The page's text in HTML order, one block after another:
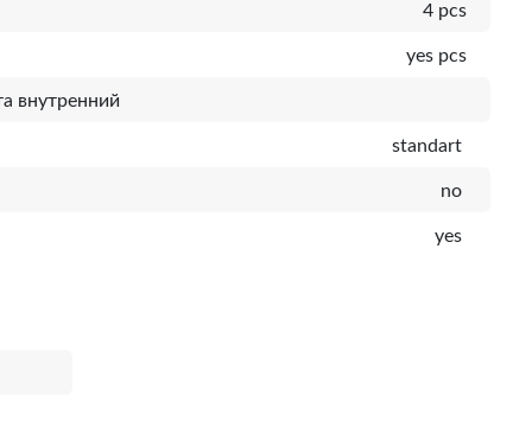
4 pcs
yes pcs
внутренний
standart
no
yes